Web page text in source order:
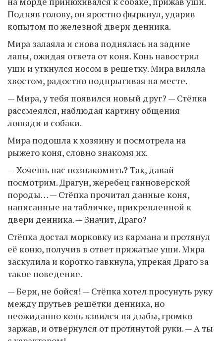
Подняв голову, он яростно фыркнул, ударив
копытом по железной двери денника.
Мира залаяла и снова поднялась на задние
лапы, ожидая ответа от коня. Конь навострил
уши и уткнулся носом в решетку. Мира виляла
хвостом, радостно подпрыгивая на месте.
— Мира, у тебя появился новый друг? — Стёпка
рассмеялся, наблюдая картину общения
лошади и собаки.
Мира подошла к хозяину и посмотрела на
рыжего коня, словно знакомя их.
— Хочешь нас познакомить? Так, давай
посмотрим. Драгун, жеребец ганноверской
породы… — Стёпка прочитал данные коня,
написанные на табличке, прикрепленной к
двери денника. — Значит, Драго?
Стёпка достал морковку из кармана и протянул
её коню, получив в ответ прижатые уши. Мира
заскулила и коротко гавкнула, упрекая Драго за
такое поведение.
— Бери, не бойся! — Стёпка хотел просунуть руку
между прутьев решётки денника, но
неожиданно конь взвился на дыбы, громко
заржав, и отвернулся от протянутой руки. — А ты